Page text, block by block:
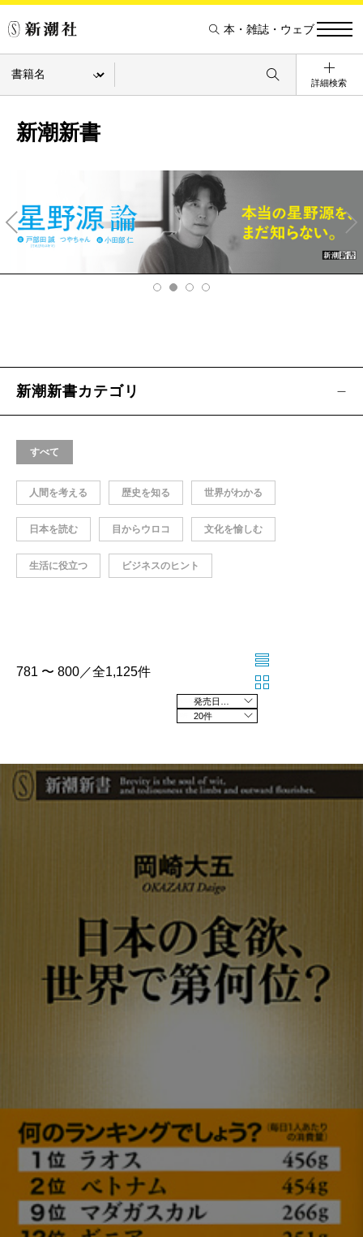
本・雑誌・ウェブ
詳細検索
新潮新書
v
Ne
xt
新潮新書カテゴリ
すべて
人間を考える 歴史を知る 世界がわかる
日本を読む 目からウロコ 文化を愉しむ
生活に役立つ ビジネスのヒント
781 〜 800／全1,125件
20件